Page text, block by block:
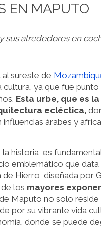
EN MAPUTO
sus alrededores en
sureste de
cultura, ya que fue
Esta urbe, que es
ecléctica,
árabes y
la historia, es
emblemático que
de Hierro, diseñada por
los mayores
Maputo no solo
por su vibrante vida
donde se puede